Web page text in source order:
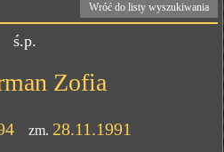
Wróć do listy wyszukiwania
ś.p.
Zofia
zm. 28.11.1991